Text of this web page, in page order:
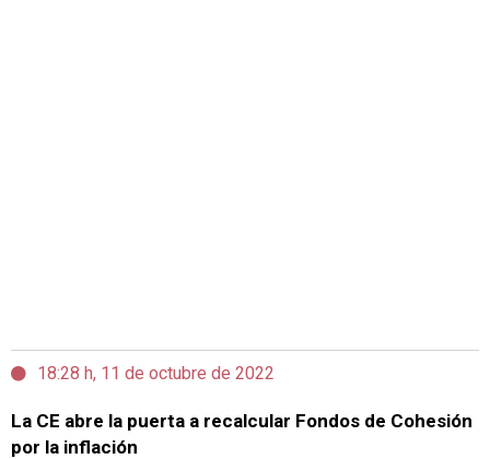
18:28 h, 11 de octubre de 2022
La CE abre la puerta a recalcular Fondos de Cohesión
por la inflación